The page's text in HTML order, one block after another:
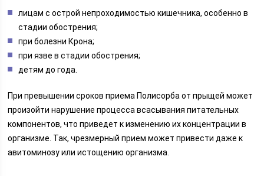
лицам с острой непроходимостью кишечника, особенно в
стадии обострения;
при болезни Крона;
при язве в стадии обострения;
детям до года.
При превышении сроков приема Полисорба от прыщей может
произойти нарушение процесса всасывания питательных
компонентов, что приведет к изменению их концентрации в
организме. Так, чрезмерный прием может привести даже к
авитоминозу или истощению организма.